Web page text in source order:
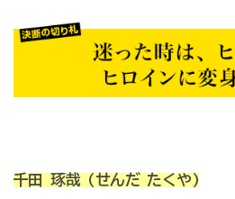
千田 琢哉(せんだ たくや)